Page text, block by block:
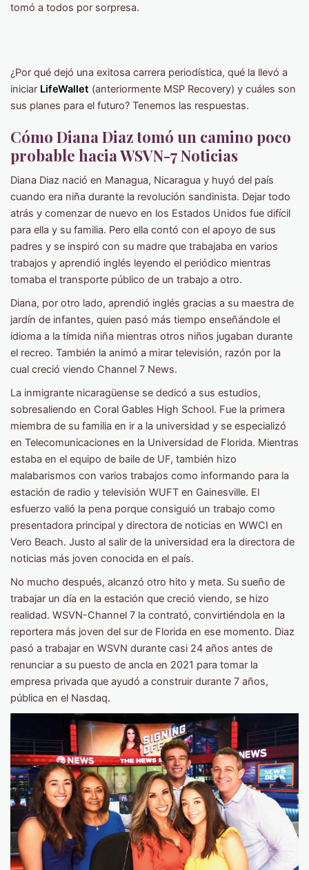
tomó a todos por sorpresa.
¿Por qué dejó una exitosa carrera periodística, qué la llevó a
iniciar LifeWallet (anteriormente MSP Recovery) y cuáles son
sus planes para el futuro? Tenemos las respuestas.
Cómo Diana Diaz tomó un camino poco
probable hacia WSVN-7 Noticias
Diana Diaz nació en Managua, Nicaragua y huyó del país
cuando era niña durante la revolución sandinista. Dejar todo
atrás y comenzar de nuevo en los Estados Unidos fue difícil
para ella y su familia. Pero ella contó con el apoyo de sus
padres y se inspiró con su madre que trabajaba en varios
trabajos y aprendió inglés leyendo el periódico mientras
tomaba el transporte público de un trabajo a otro.
Diana, por otro lado, aprendió inglés gracias a su maestra de
jardín de infantes, quien pasó más tiempo enseñándole el
idioma a la tímida niña mientras otros niños jugaban durante
el recreo. También la animó a mirar televisión, razón por la
cual creció viendo Channel 7 News.
La inmigrante nicaragüense se dedicó a sus estudios,
sobresaliendo en Coral Gables High School. Fue la primera
miembra de su familia en ir a la universidad y se especializó
en Telecomunicaciones en la Universidad de Florida. Mientras
estaba en el equipo de baile de UF, también hizo
malabarismos con varios trabajos como informando para la
estación de radio y televisión WUFT en Gainesville. El
esfuerzo valió la pena porque consiguió un trabajo como
presentadora principal y directora de noticias en WWCI en
Vero Beach. Justo al salir de la universidad era la directora de
noticias más joven conocida en el país.
No mucho después, alcanzó otro hito y meta. Su sueño de
trabajar un día en la estación que creció viendo, se hizo
realidad. WSVN-Channel 7 la contrató, convirtiéndola en la
reportera más joven del sur de Florida en ese momento. Diaz
pasó a trabajar en WSVN durante casi 24 años antes de
renunciar a su puesto de ancla en 2021 para tomar la
empresa privada que ayudó a construir durante 7 años,
pública en el Nasdaq.